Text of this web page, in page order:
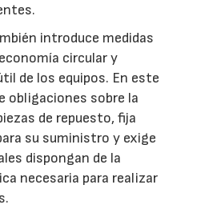
introduce medidas
circular y
de los equipos. En este
obligaciones sobre la
de repuesto, fija
su suministro y exige
dispongan de la
necesaria para realizar